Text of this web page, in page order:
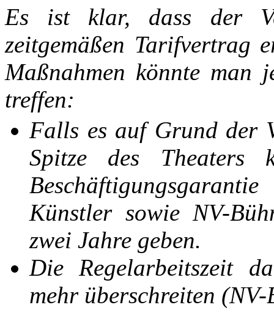
Es ist klar, dass der
zeitgemäßen Tarifvertrag
Maßnahmen könnte man
treffen:
Falls es auf Grund der
Spitze des Theaters
Künstler sowie NV-
zwei Jahre geben.
Die Regelarbeitszeit
mehr überschreiten